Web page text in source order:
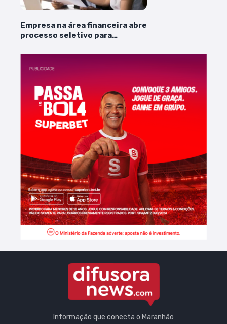
Empresa na área financeira abre
processo seletivo para
Informação que conecta o Maranhão